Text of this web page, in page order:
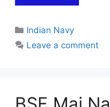
Categories
Indian Navy
Leave a comment